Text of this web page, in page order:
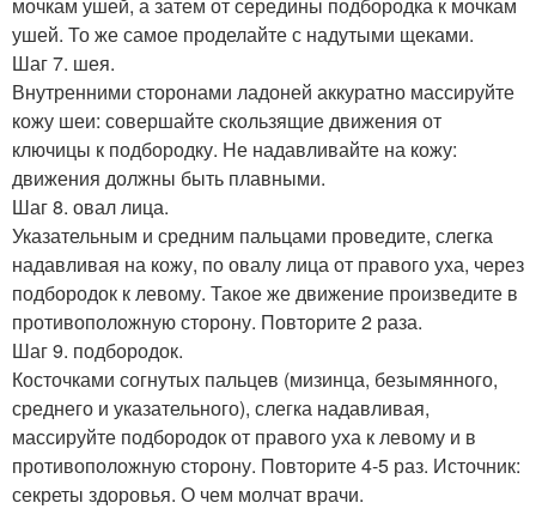
ушей. То же самое проделайте с надутыми щеками.
Шаг 7. шея.
Внутренними сторонами ладоней аккуратно массируйте
кожу шеи: совершайте скользящие движения от
ключицы к подбородку. Не надавливайте на кожу:
движения должны быть плавными.
Шаг 8. овал лица.
Указательным и средним пальцами проведите, слегка
надавливая на кожу, по овалу лица от правого уха, через
подбородок к левому. Такое же движение произведите в
противоположную сторону. Повторите 2 раза.
Шаг 9. подбородок.
Косточками согнутых пальцев (мизинца, безымянного,
среднего и указательного), слегка надавливая,
массируйте подбородок от правого уха к левому и в
противоположную сторону. Повторите 4-5 раз. Источник:
секреты здоровья. О чем молчат врачи.